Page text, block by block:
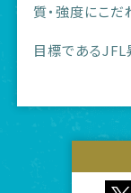
質・強度にこだ
目標であるJFL